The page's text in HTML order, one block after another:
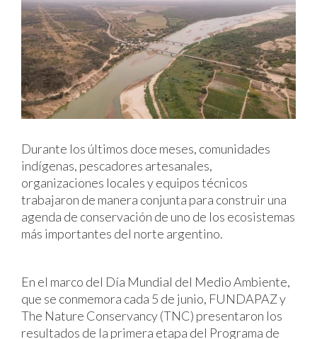
Durante los últimos doce meses, comunidades
indígenas, pescadores artesanales,
organizaciones locales y equipos técnicos
trabajaron de manera conjunta para construir una
agenda de conservación de uno de los ecosistemas
más importantes del norte argentino.
En el marco del Día Mundial del Medio Ambiente,
que se conmemora cada 5 de junio, FUNDAPAZ y
The Nature Conservancy (TNC) presentaron los
resultados de la primera etapa del Programa de